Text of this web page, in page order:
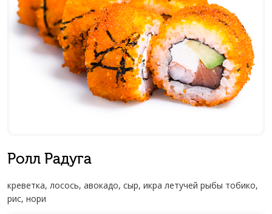
Ролл Радуга
креветка, лосось, авокадо, сыр, икра летучей рыбы тобико,
рис, нори